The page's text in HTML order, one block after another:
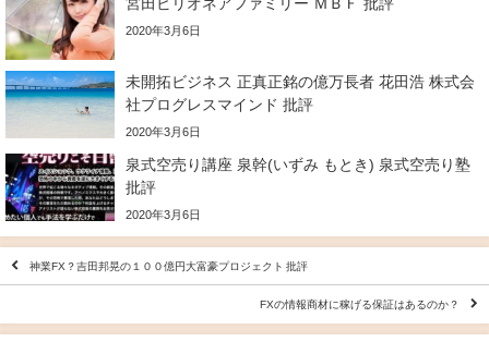
宮田ビリオネアファミリー ＭＢＦ 批評
2020年3月6日
未開拓ビジネス 正真正銘の億万長者 花田浩 株式会
社プログレスマインド 批評
2020年3月6日
泉式空売り講座 泉幹(いずみ もとき) 泉式空売り塾
批評
2020年3月6日
神業FX？吉田邦晃の１００億円大富豪プロジェクト 批評
FXの情報商材に稼げる保証はあるのか？